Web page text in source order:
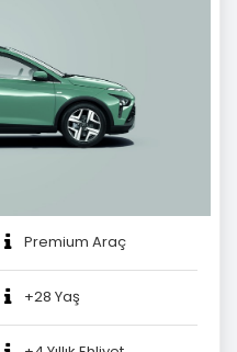
Premium Araç
+28 Yaş